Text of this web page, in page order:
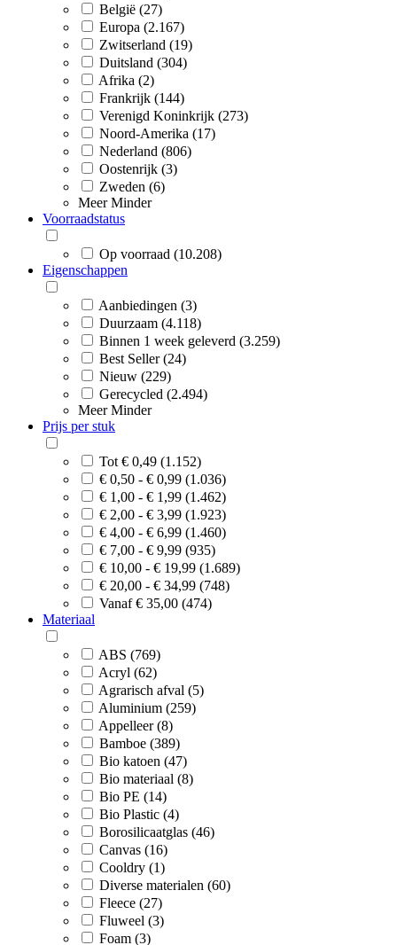
België (27)
Europa (2.167)
Zwitserland (19)
Duitsland (304)
Afrika (2)
Frankrijk (144)
Verenigd Koninkrijk (273)
Noord-Amerika (17)
Nederland (806)
Oostenrijk (3)
Zweden (6)
Meer Minder
Voorraadstatus
Op voorraad (10.208)
Eigenschappen
Aanbiedingen (3)
Duurzaam (4.118)
Binnen 1 week geleverd (3.259)
Best Seller (24)
Nieuw (229)
Gerecycled (2.494)
Meer Minder
Prijs per stuk
Tot € 0,49 (1.152)
€ 0,50 - € 0,99 (1.036)
€ 1,00 - € 1,99 (1.462)
€ 2,00 - € 3,99 (1.923)
€ 4,00 - € 6,99 (1.460)
€ 7,00 - € 9,99 (935)
€ 10,00 - € 19,99 (1.689)
€ 20,00 - € 34,99 (748)
Vanaf € 35,00 (474)
Materiaal
ABS (769)
Acryl (62)
Agrarisch afval (5)
Aluminium (259)
Appelleer (8)
Bamboe (389)
Bio katoen (47)
Bio materiaal (8)
Bio PE (14)
Bio Plastic (4)
Borosilicaatglas (46)
Canvas (16)
Cooldry (1)
Diverse materialen (60)
Fleece (27)
Fluweel (3)
Foam (3)